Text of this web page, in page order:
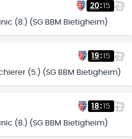
20:15
(8.) (SG BBM Bietigheim)
19:15
(5.) (SG BBM Bietigheim)
18:15
(8.) (SG BBM Bietigheim)